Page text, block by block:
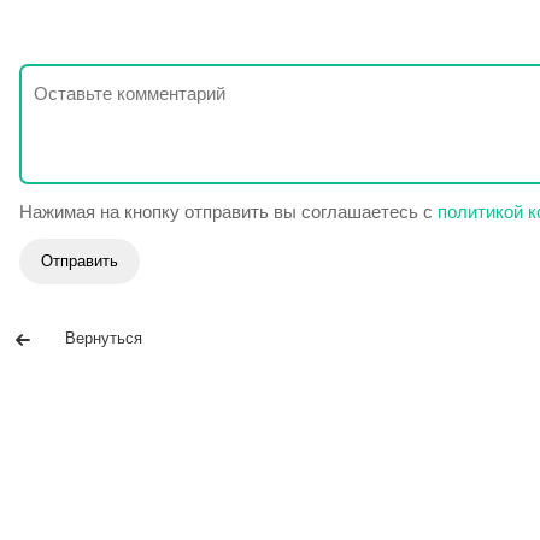
Нажимая на кнопку отправить вы соглашаетесь с политикой
Отправить
Вернуться